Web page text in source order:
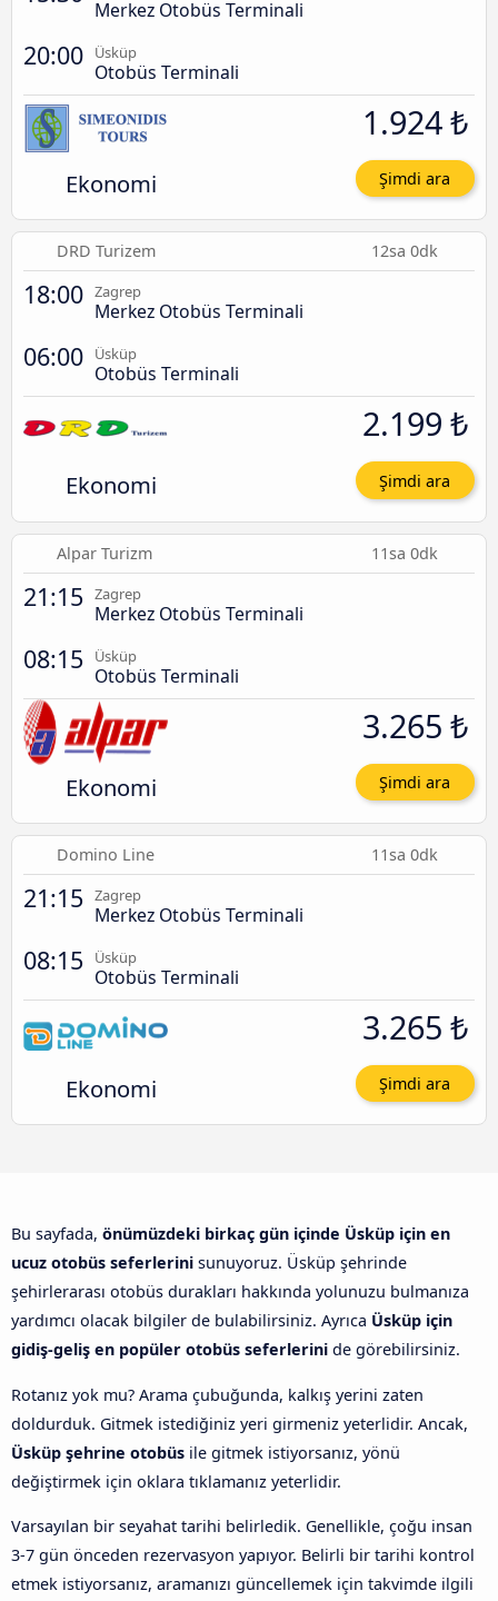
Merkez Otobüs Terminali
20:00 Üsküp
Otobüs Terminali
Ekonomi
1.924 ₺
Şimdi ara
DRD Turizem 12sa 0dk
18:00 Zagrep
Merkez Otobüs Terminali
06:00 Üsküp
Otobüs Terminali
Ekonomi
2.199 ₺
Şimdi ara
Alpar Turizm 11sa 0dk
21:15 Zagrep
Merkez Otobüs Terminali
08:15 Üsküp
Otobüs Terminali
Ekonomi
3.265 ₺
Şimdi ara
Domino Line 11sa 0dk
21:15 Zagrep
Merkez Otobüs Terminali
08:15 Üsküp
Otobüs Terminali
Ekonomi
3.265 ₺
Şimdi ara
Bu sayfada, önümüzdeki birkaç gün içinde Üsküp için en
ucuz otobüs seferlerini sunuyoruz. Üsküp şehrinde
şehirlerarası otobüs durakları hakkında yolunuzu bulmanıza
yardımcı olacak bilgiler de bulabilirsiniz. Ayrıca Üsküp için
gidiş-geliş en popüler otobüs seferlerini de görebilirsiniz.
Rotanız yok mu? Arama çubuğunda, kalkış yerini zaten
doldurduk. Gitmek istediğiniz yeri girmeniz yeterlidir. Ancak,
Üsküp şehrine otobüs ile gitmek istiyorsanız, yönü
değiştirmek için oklara tıklamanız yeterlidir.
Varsayılan bir seyahat tarihi belirledik. Genellikle, çoğu insan
3-7 gün önceden rezervasyon yapıyor. Belirli bir tarihi kontrol
etmek istiyorsanız, aramanızı güncellemek için takvimde ilgili